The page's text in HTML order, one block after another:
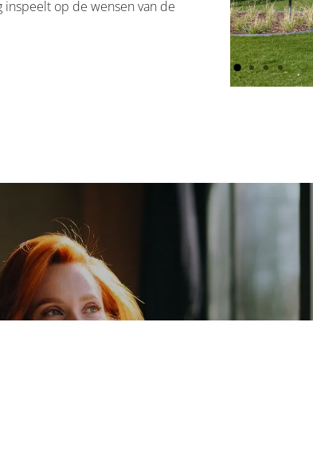
op de wensen van de